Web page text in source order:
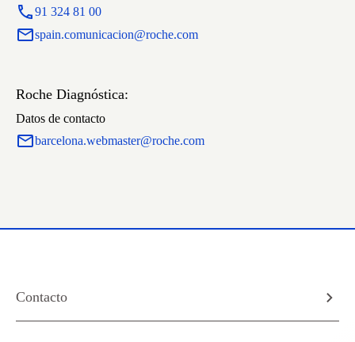
91 324 81 00
spain.comunicacion@roche.com
Roche Diagnóstica:
Datos de contacto
barcelona.webmaster@roche.com
Contacto